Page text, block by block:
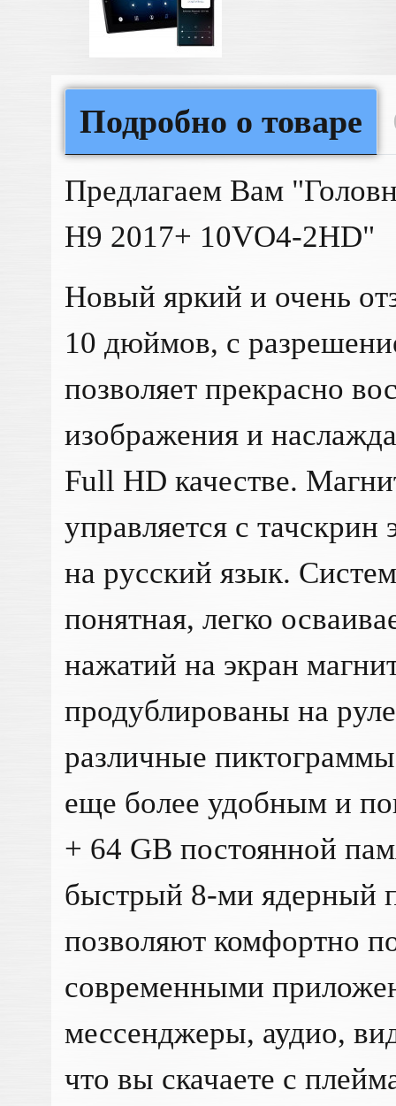
Подробно о товаре
Предлагаем Вам
H9 2017+ 10VO4-2HD"
Новый яркий и очень
10 дюймов, с
позволяет прекрасно
изображения и
Full HD качестве.
управляется с
на русский язык.
понятная, легко
нажатий на экран
продублированы на
различные
еще более удобным и
+ 64 GB постоянной
быстрый 8-ми ядерный
позволяют комфортно
современными
мессенджеры, аудио,
что вы скачаете с